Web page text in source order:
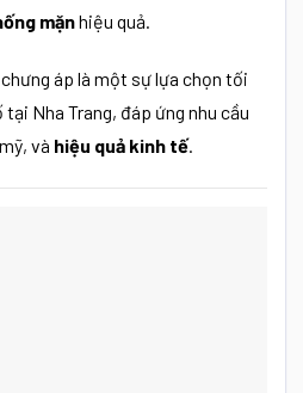
mặnhiệu quả.
áp là một sự lựa chọn tối
Nha Trang, đáp ứng nhu cầu
và hiệu quả kinh tế.